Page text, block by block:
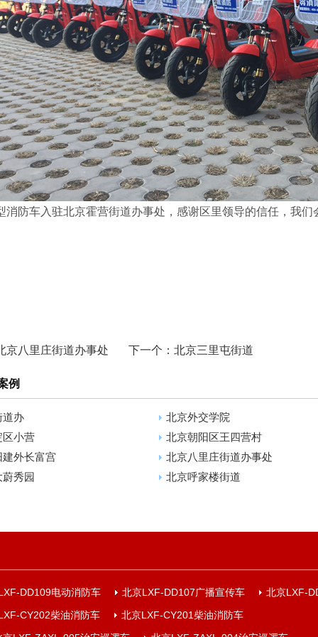
消防车入驻北京霍营街道办事处，感谢区里领导的信任，我们
京八里庄街道办事处 下一个： 北京三里屯街道
例
道办
北京外交学院
区小营
北京朝阳区王四营村
外长富宫
北京八里庄街道办事处
秀园
北京呼家楼街道
DD109电动消防车 北京LXF-DD107广播宣传车
北京LXF-
CY202柴油消防车
北京LXF-CY201柴油消防车